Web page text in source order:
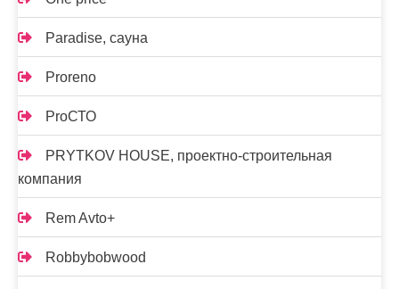
Paradise, сауна
Proreno
ProСТО
PRYTKOV HOUSE, проектно-строительная
компания
Rem Avto+
Robbybobwood